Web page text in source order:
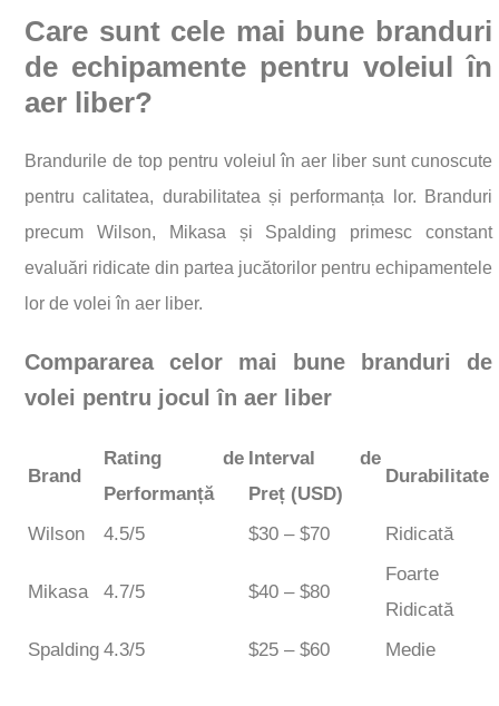
Care sunt cele mai bune branduri
de echipamente pentru voleiul în
aer liber?
Brandurile de top pentru voleiul în aer liber sunt cunoscute
pentru calitatea, durabilitatea și performanța lor. Branduri
precum Wilson, Mikasa și Spalding primesc constant
evaluări ridicate din partea jucătorilor pentru echipamentele
lor de volei în aer liber.
Compararea celor mai bune branduri de
volei pentru jocul în aer liber
Brand
Rating de
Performanță
Interval de
Preț (USD)
Durabilitate
Wilson 4.5/5 $30 – $70 Ridicată
Mikasa 4.7/5 $40 – $80
Foarte
Ridicată
Spalding 4.3/5 $25 – $60 Medie